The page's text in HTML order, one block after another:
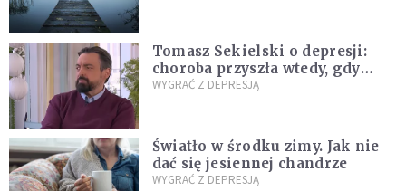
Tomasz Sekielski o depresji:
choroba przyszła wtedy, gdy
przestałem się jej spodziewać
WYGRAĆ Z DEPRESJĄ
Światło w środku zimy. Jak nie
dać się jesiennej chandrze
WYGRAĆ Z DEPRESJĄ